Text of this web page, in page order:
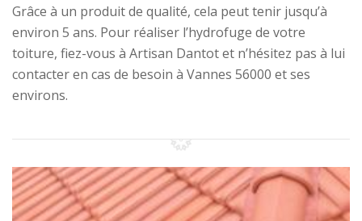
Grâce à un produit de qualité, cela peut tenir jusqu’à
environ 5 ans. Pour réaliser l’hydrofuge de votre
toiture, fiez-vous à Artisan Dantot et n’hésitez pas à lui
contacter en cas de besoin à Vannes 56000 et ses
environs.